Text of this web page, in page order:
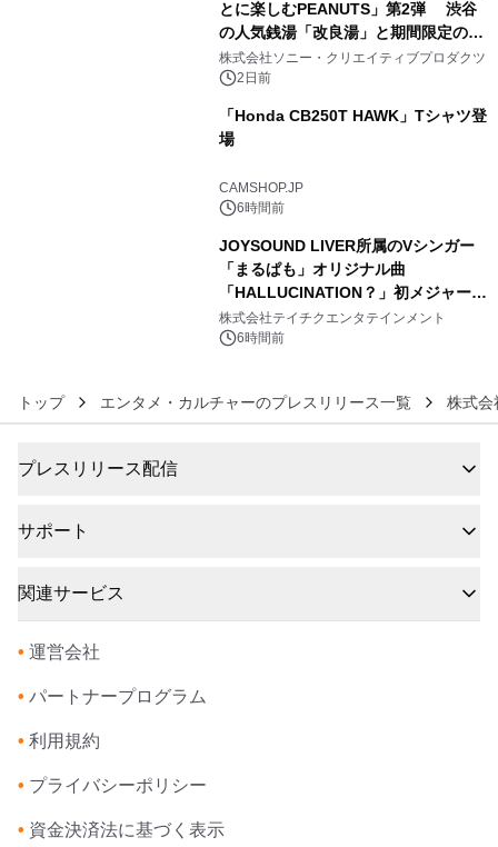
とに楽しむPEANUTS」第2弾 渋谷
の人気銭湯「改良湯」と期間限定のコ
ラボレーション サウナイキタイコラ
ボグッズも発売決定！
株式会社ソニー・クリエイティブプロダクツ
2日前
「Honda CB250T HAWK」Tシャツ登
場
CAMSHOP.JP
6時間前
JOYSOUND LIVER所属のVシンガー
「まるぱも」オリジナル曲
「HALLUCINATION？」初メジャー配
信リリース決定！
株式会社テイチクエンタテインメント
6時間前
トップ エンタメ・カルチャーのプレスリリース一覧 株式会
プレスリリース配信
サポート
関連サービス
• 運営会社
• パートナープログラム
• 利用規約
• プライバシーポリシー
• 資金決済法に基づく表示